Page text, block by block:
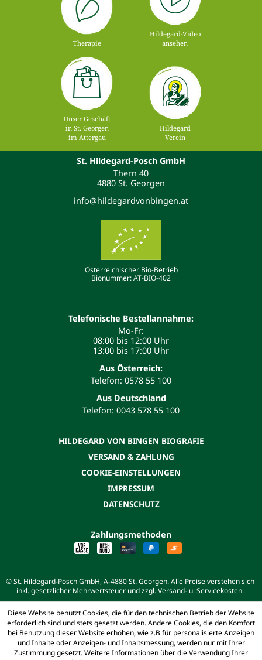
Therapie
Hildegard-Video
ansehen
Unser Geschäft
in St. Georgen
im Attergau
Hildegard
Verein
St. Hildegard-Posch GmbH
Thern 40
4880 St. Georgen
info@hildegardvonbingen.at
Österreichischer Bio-Betrieb
Bionummer: AT-BIO-402
Telefonische Bestellannahme:
Mo-Fr:
08:00 bis 12:00 Uhr
13:00 bis 17:00 Uhr
Aus Österreich:
Telefon: 0578 55 100
Aus Deutschland
Telefon: 0043 578 55 100
HILDEGARD VON BINGEN BIOGRAFIE
VERSAND & ZAHLUNG
COOKIE-EINSTELLUNGEN
IMPRESSUM
DATENSCHUTZ
Zahlungsmethoden
© St. Hildegard-Posch GmbH, A-4880 St. Georgen. Alle Preise verstehen sich
inkl. gesetzlicher Mehrwertsteuer und zzgl. Versand- u. Servicekosten.
Diese Website benutzt Cookies, die für den technischen Betrieb der Website
erforderlich sind und stets gesetzt werden. Andere Cookies, die den Komfort
bei Benutzung dieser Website erhöhen, wie z.B für personalisierte Anzeigen
und Inhalte oder Anzeigen- und Inhaltsmessung, werden nur mit Ihrer
Zustimmung gesetzt. Weitere Informationen über die Verwendung Ihrer